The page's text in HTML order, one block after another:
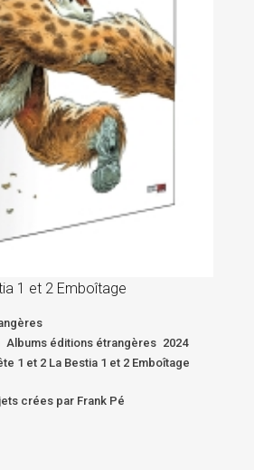
1 et 2 Emboîtage
Albums éditions étrangères 2024
1 et 2 La Bestia 1 et 2 Emboîtage
crées par Frank Pé